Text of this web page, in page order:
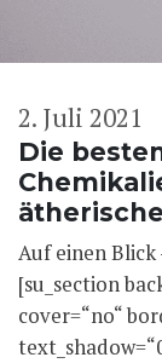
Die
2. Juli 2021
Auf einen
[su_section
cover=“no“